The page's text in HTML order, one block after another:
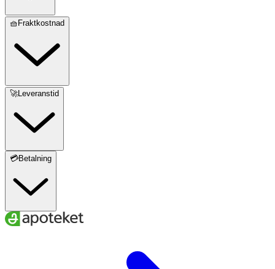
🧺Fraktkostnad
🚀Leveranstid
💳Betalning